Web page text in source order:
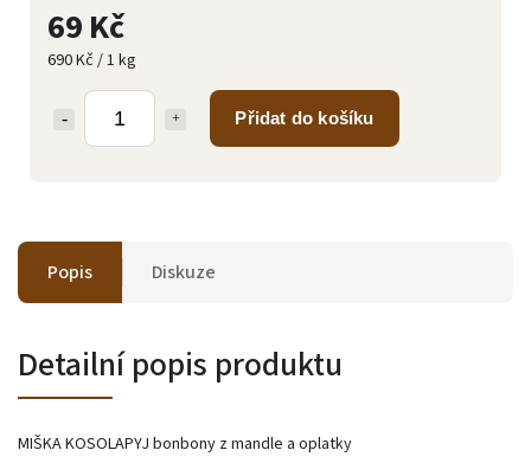
69 Kč
690 Kč / 1 kg
Přidat do košíku
Popis Diskuze
Detailní popis produktu
MIŠKA KOSOLAPYJ bonbony z mandle a oplatky